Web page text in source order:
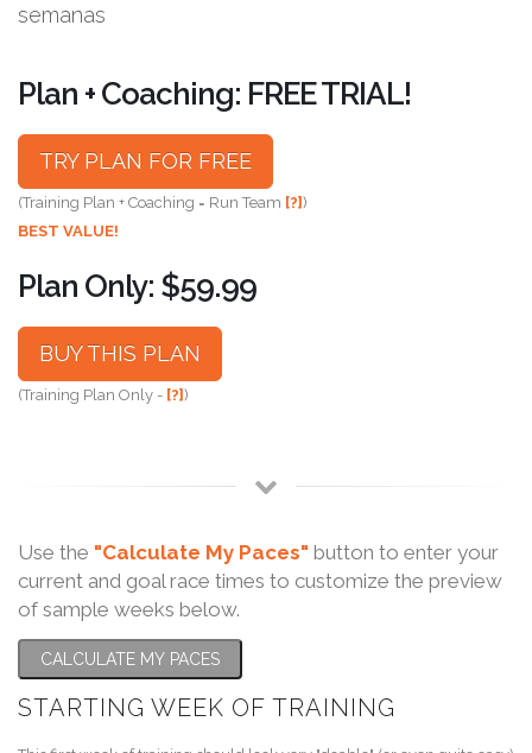
semanas
Plan + Coaching: FREE TRIAL!
TRY PLAN FOR FREE
(Training Plan + Coaching = Run Team [?])
BEST VALUE!
Plan Only: $59.99
BUY THIS PLAN
(Training Plan Only - [?])
Use the "Calculate My Paces" button to enter your
current and goal race times to customize the preview
of sample weeks below.
CALCULATE MY PACES
STARTING WEEK OF TRAINING